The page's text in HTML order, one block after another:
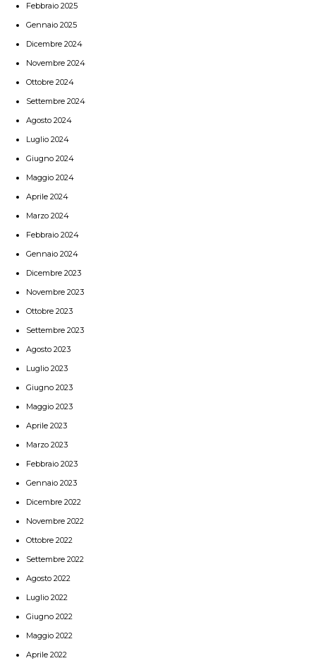
Febbraio 2025
Gennaio 2025
Dicembre 2024
Novembre 2024
Ottobre 2024
Settembre 2024
Agosto 2024
Luglio 2024
Giugno 2024
Maggio 2024
Aprile 2024
Marzo 2024
Febbraio 2024
Gennaio 2024
Dicembre 2023
Novembre 2023
Ottobre 2023
Settembre 2023
Agosto 2023
Luglio 2023
Giugno 2023
Maggio 2023
Aprile 2023
Marzo 2023
Febbraio 2023
Gennaio 2023
Dicembre 2022
Novembre 2022
Ottobre 2022
Settembre 2022
Agosto 2022
Luglio 2022
Giugno 2022
Maggio 2022
Aprile 2022